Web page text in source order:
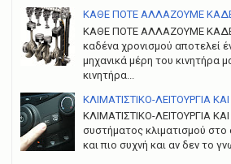
ΚΑΘΕ ΠΟΤΕ ΑΛΛΑΖΟΥΜΕ
ΚΑΘΕ ΠΟΤΕ ΑΛΛΑΖΟΥΜΕ
καδένα χρονισμού αποτελεί
μηχανικά μέρη του κινητήρα
κινητήρα...
ΚΛΙΜΑΤΙΣΤΙΚΟ-ΛΕΙΤΟΥΡΓΙΑ
ΚΛΙΜΑΤΙΣΤΙΚΟ-ΛΕΙΤΟΥΡΓΙΑ
συστήματος κλιματισμού στο
και πιο συχνή και αν δεν το